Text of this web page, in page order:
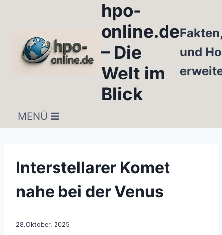
hpo-
online.de
– Die
Welt im
Blick
und
MENÜ
Interstellarer Komet
nahe bei der Venus
28.Oktober, 2025